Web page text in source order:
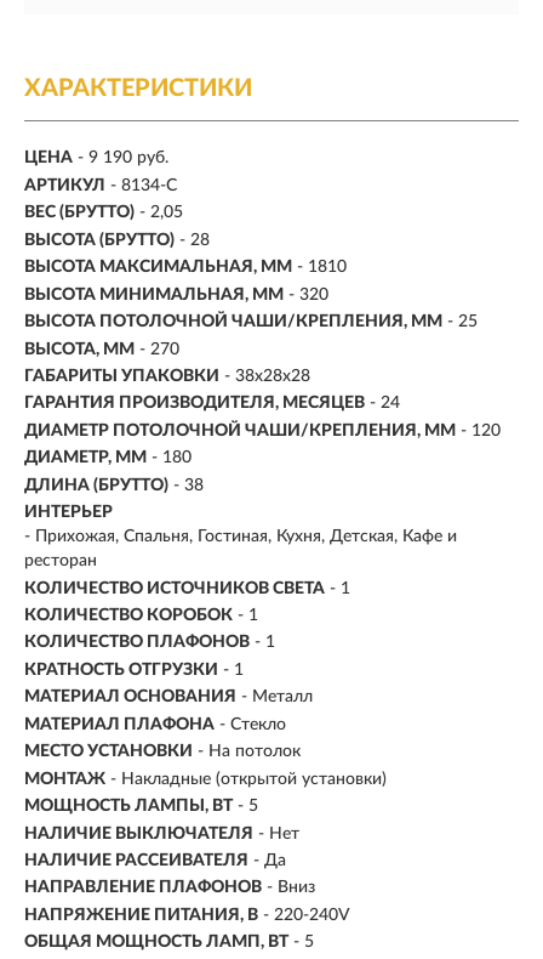
ХАРАКТЕРИСТИКИ
ЦЕНА - 9 190 руб.
АРТИКУЛ - 8134-C
ВЕС (БРУТТО) - 2,05
ВЫСОТА (БРУТТО) - 28
ВЫСОТА МАКСИМАЛЬНАЯ, ММ - 1810
ВЫСОТА МИНИМАЛЬНАЯ, ММ - 320
ВЫСОТА ПОТОЛОЧНОЙ ЧАШИ/КРЕПЛЕНИЯ, ММ - 25
ВЫСОТА, ММ - 270
ГАБАРИТЫ УПАКОВКИ - 38x28x28
ГАРАНТИЯ ПРОИЗВОДИТЕЛЯ, МЕСЯЦЕВ - 24
ДИАМЕТР ПОТОЛОЧНОЙ ЧАШИ/КРЕПЛЕНИЯ, ММ - 120
ДИАМЕТР, ММ - 180
ДЛИНА (БРУТТО) - 38
ИНТЕРЬЕР
- Прихожая, Спальня, Гостиная, Кухня, Детская, Кафе и
ресторан
КОЛИЧЕСТВО ИСТОЧНИКОВ СВЕТА - 1
КОЛИЧЕСТВО КОРОБОК - 1
КОЛИЧЕСТВО ПЛАФОНОВ - 1
КРАТНОСТЬ ОТГРУЗКИ - 1
МАТЕРИАЛ ОСНОВАНИЯ - Металл
МАТЕРИАЛ ПЛАФОНА - Стекло
МЕСТО УСТАНОВКИ - На потолок
МОНТАЖ - Накладные (открытой установки)
МОЩНОСТЬ ЛАМПЫ, ВТ - 5
НАЛИЧИЕ ВЫКЛЮЧАТЕЛЯ - Нет
НАЛИЧИЕ РАССЕИВАТЕЛЯ - Да
НАПРАВЛЕНИЕ ПЛАФОНОВ - Вниз
НАПРЯЖЕНИЕ ПИТАНИЯ, В - 220-240V
ОБЩАЯ МОЩНОСТЬ ЛАМП, ВТ - 5